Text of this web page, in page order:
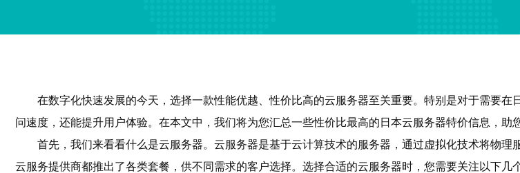
在数字化快速发展的今天，选择一款性能优越、性价比高的云服务器至关重要。特别是对于需要
问速度，还能提升用户体验。在本文中，我们将为您汇总一些性价比最高的日本云服务器特价信息，助
首先，我们来看看什么是云服务器。云服务器是基于云计算技术的服务器，通过虚拟化技术将物
云服务提供商都推出了各类套餐，供不同需求的客户选择。选择合适的云服务器时，您需要关注以下几